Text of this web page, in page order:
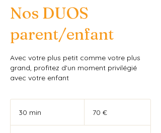
Nos DUOS
parent/enfant
Avec votre plus petit comme votre plus
grand, profitez d'un moment privilégié
avec votre enfant
30 min 70 €